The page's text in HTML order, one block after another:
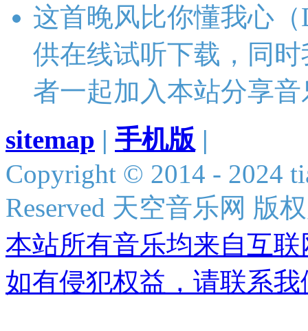
这首晚风比你懂我心
供在线试听下载，同
者一起加入本站分享音
sitemap | 手机版 |
Copyright © 2014 - 2024
Reserved 天空音乐网 版
本站所有音乐均来自互
如有侵犯权益，请联系